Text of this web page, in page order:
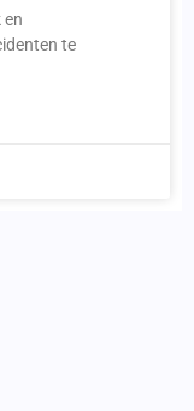
en
te